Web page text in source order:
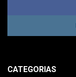
CATEGORIAS